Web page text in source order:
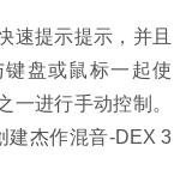
速提示提示，并且
盘或鼠标一起使
一进行手动控制。
建杰作混音-DEX 3